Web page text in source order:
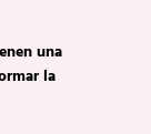
una
la